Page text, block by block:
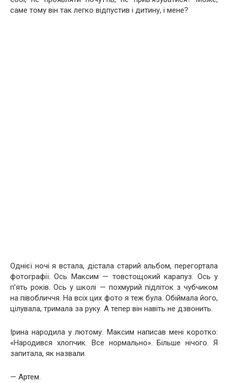
саме тому він так легко відпустив і дитину, і мене?
Однієї ночі я встала, дістала старий альбом, перегортала
фотографії. Ось Максим — товстощокий карапуз. Ось у
п’ять років. Ось у школі — похмурий підліток з чубчиком
на півобличчя. На всіх цих фото я теж була. Обіймала його,
цілувала, тримала за руку. А тепер він навіть не дзвонить.
Ірина народила у лютому. Максим написав мені коротко:
«Народився хлопчик. Все нормально». Більше нічого. Я
запитала, як назвали.
— Артем.